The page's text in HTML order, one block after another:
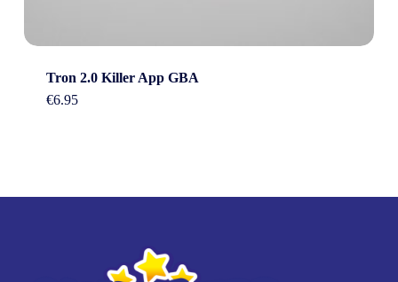
Tron 2.0 Killer App GBA
€6.95